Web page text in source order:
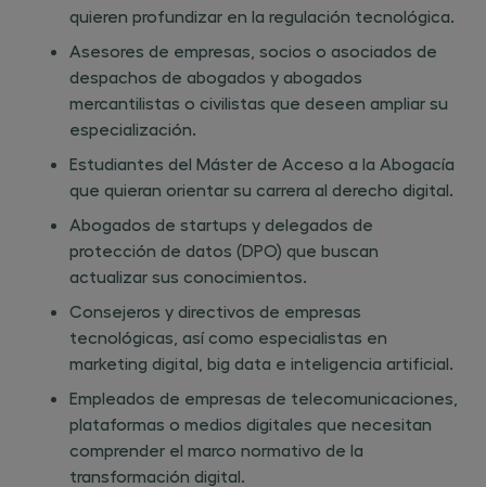
quieren profundizar en la regulación tecnológica.
Asesores de empresas, socios o asociados de
despachos de abogados y abogados
mercantilistas o civilistas que deseen ampliar su
especialización.
Estudiantes del Máster de Acceso a la Abogacía
que quieran orientar su carrera al derecho digital.
Abogados de startups y delegados de
protección de datos (DPO) que buscan
actualizar sus conocimientos.
Consejeros y directivos de empresas
tecnológicas, así como especialistas en
marketing digital, big data e inteligencia artificial.
Empleados de empresas de telecomunicaciones,
plataformas o medios digitales que necesitan
comprender el marco normativo de la
transformación digital.